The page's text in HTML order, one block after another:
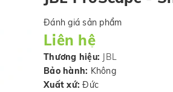
Đánh giá sản phẩm
Liên hệ
Thương hiệu:
JBL
Bảo hành: Không
Xuất xứ: Đức